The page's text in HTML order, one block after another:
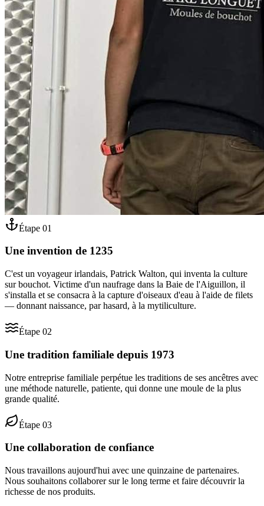
Étape 01
Une invention de 1235
C'est un voyageur irlandais, Patrick Walton, qui inventa la culture
sur bouchot. Victime d'un naufrage dans la Baie de l'Aiguillon, il
s'installa et se consacra à la capture d'oiseaux d'eau à l'aide de filets
— donnant naissance, par hasard, à la mytiliculture.
Étape 02
Une tradition familiale depuis 1973
Notre entreprise familiale perpétue les traditions de ses ancêtres avec
une méthode naturelle, patiente, qui donne une moule de la plus
grande qualité.
Étape 03
Une collaboration de confiance
Nous travaillons aujourd'hui avec une quinzaine de partenaires.
Nous souhaitons collaborer sur le long terme et faire découvrir la
richesse de nos produits.